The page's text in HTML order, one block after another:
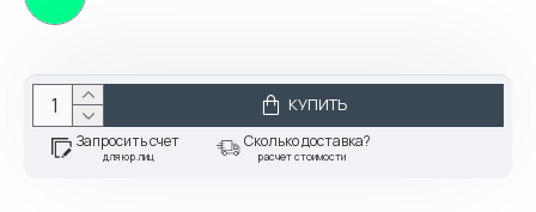
КУПИТЬ
Запросить счет
для юр.лиц
Сколько доставка?
расчет стоимости